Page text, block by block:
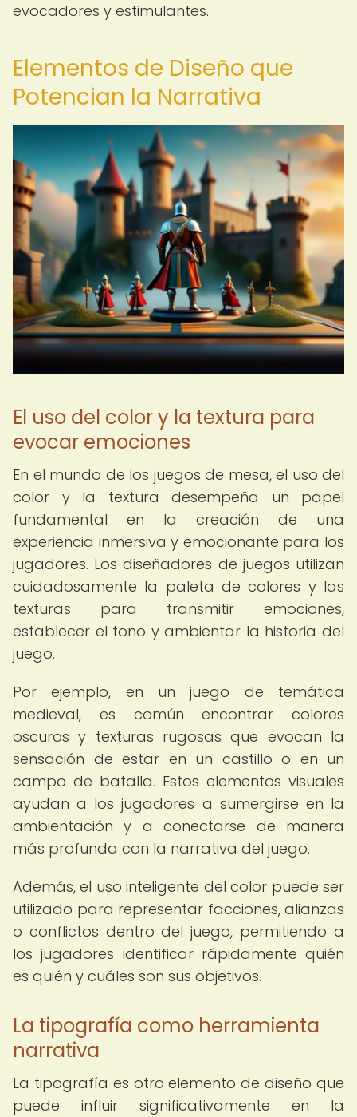
evocadores y estimulantes.
Elementos de Diseño que
Potencian la Narrativa
El uso del color y la textura para
evocar emociones
En el mundo de los juegos de mesa, el uso del
color y la textura desempeña un papel
fundamental en la creación de una
experiencia inmersiva y emocionante para los
jugadores. Los diseñadores de juegos utilizan
cuidadosamente la paleta de colores y las
texturas para transmitir emociones,
establecer el tono y ambientar la historia del
juego.
Por ejemplo, en un juego de temática
medieval, es común encontrar colores
oscuros y texturas rugosas que evocan la
sensación de estar en un castillo o en un
campo de batalla. Estos elementos visuales
ayudan a los jugadores a sumergirse en la
ambientación y a conectarse de manera
más profunda con la narrativa del juego.
Además, el uso inteligente del color puede ser
utilizado para representar facciones, alianzas
o conflictos dentro del juego, permitiendo a
los jugadores identificar rápidamente quién
es quién y cuáles son sus objetivos.
La tipografía como herramienta
narrativa
La tipografía es otro elemento de diseño que
puede influir significativamente en la